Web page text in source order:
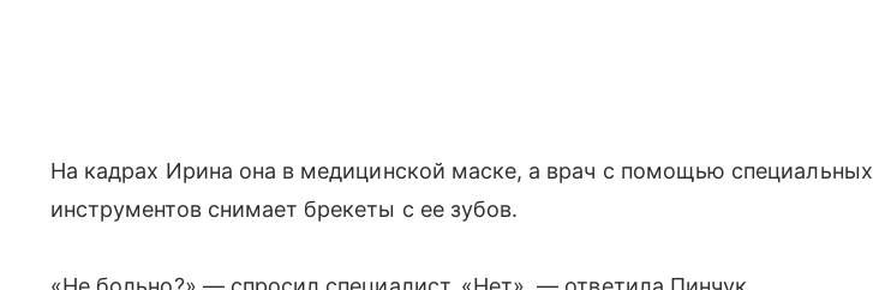
На кадрах Ирина она в медицинской маске, а врач с помощью специальных
инструментов снимает брекеты с ее зубов.